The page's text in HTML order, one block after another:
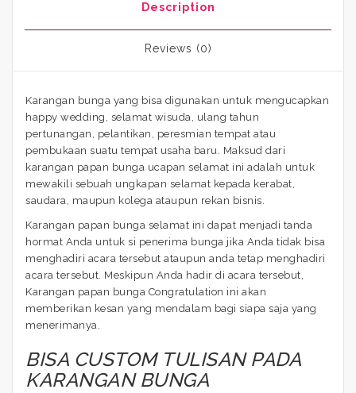
Description
Reviews (0)
Karangan bunga yang bisa digunakan untuk mengucapkan
happy wedding, selamat wisuda, ulang tahun
pertunangan, pelantikan, peresmian tempat atau
pembukaan suatu tempat usaha baru. Maksud dari
karangan papan bunga ucapan selamat ini adalah untuk
mewakili sebuah ungkapan selamat kepada kerabat,
saudara, maupun kolega ataupun rekan bisnis.
Karangan papan bunga selamat ini dapat menjadi tanda
hormat Anda untuk si penerima bunga jika Anda tidak bisa
menghadiri acara tersebut ataupun anda tetap menghadiri
acara tersebut. Meskipun Anda hadir di acara tersebut,
Karangan papan bunga Congratulation ini akan
memberikan kesan yang mendalam bagi siapa saja yang
menerimanya.
BISA CUSTOM TULISAN PADA
KARANGAN BUNGA